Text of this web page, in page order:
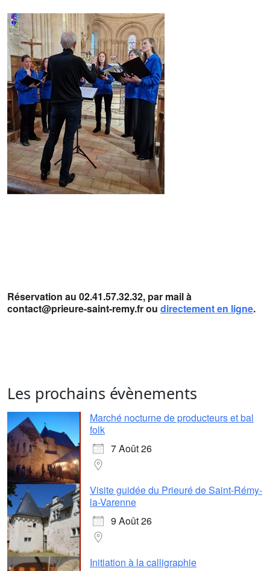
Réservation au 02.41.57.32.32, par mail à
contact@prieure-saint-remy.fr ou directement en ligne.
Les prochains évènements
Marché nocturne de producteurs et bal
folk
7 Août 26
Visite guidée du Prieuré de Saint-Rémy-
la-Varenne
9 Août 26
Initiation à la calligraphie